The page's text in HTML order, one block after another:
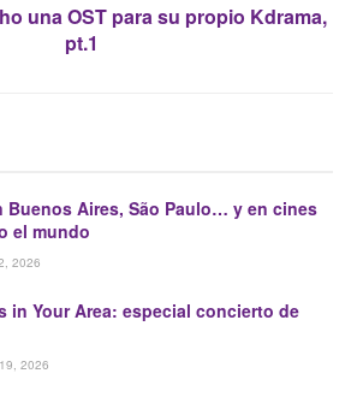
una OST para su propio Kdrama,
pt.1
Buenos Aires, São Paulo… y en cines
el mundo
2026
in Your Area: especial concierto de
2026